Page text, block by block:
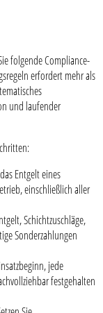
folgende Compliance-
erfordert mehr als
und laufender
Entgelt eines
einschließlich aller
Schichtzuschläge,
Sonderzahlungen
jede
festgehalten